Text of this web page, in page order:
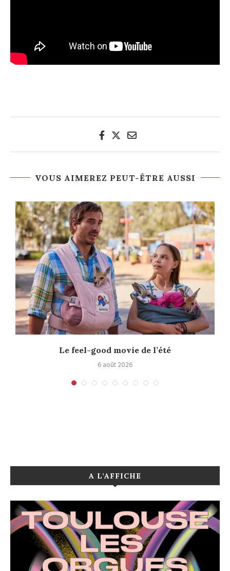
VOUS AIMEREZ PEUT-ÊTRE AUSSI
Le feel-good movie de l’été
6 août 2026
A L’AFFICHE